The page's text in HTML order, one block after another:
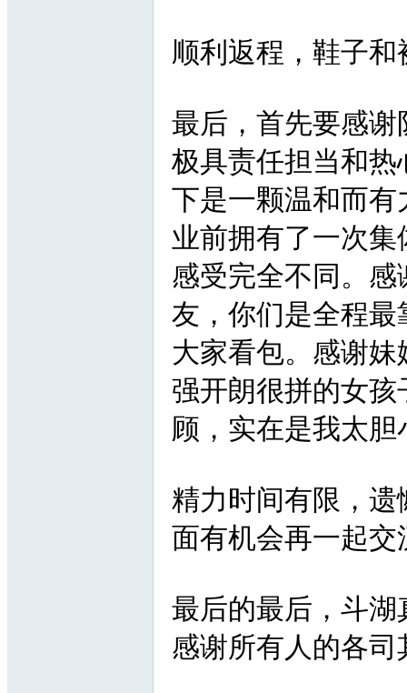
顺利返程，鞋子
最后，首先要感
极具责任担当和
下是一颗温和而
业前拥有了一次
感受完全不同。
友，你们是全程
大家看包。感谢
强开朗很拼的女
顾，实在是我太
精力时间有限，
面有机会再一起交
最后的最后，斗
感谢所有人的各